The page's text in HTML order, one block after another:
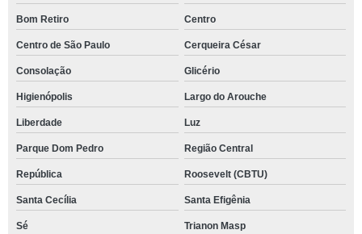
Bom Retiro Centro
Centro de São Paulo Cerqueira César
Consolação Glicério
Higienópolis Largo do Arouche
Liberdade Luz
Parque Dom Pedro Região Central
República Roosevelt (CBTU)
Santa Cecília Santa Efigênia
Sé Trianon Masp